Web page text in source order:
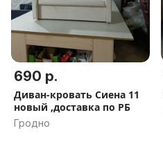
690 р.
Диван-кровать Сиена 11
новый ,доставка по РБ
Гродно